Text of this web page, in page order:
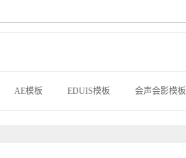
AE模板 EDUIS模板 会声会影模板